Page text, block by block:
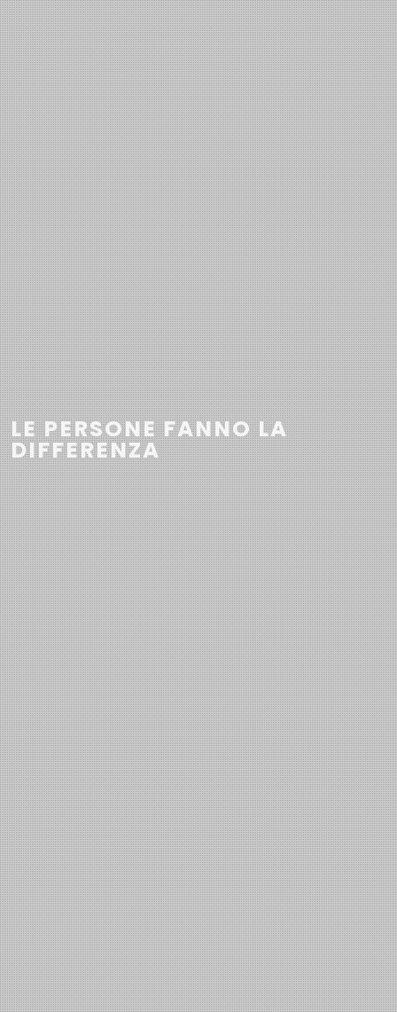
LE PERSONE FANNO LA
DIFFERENZA